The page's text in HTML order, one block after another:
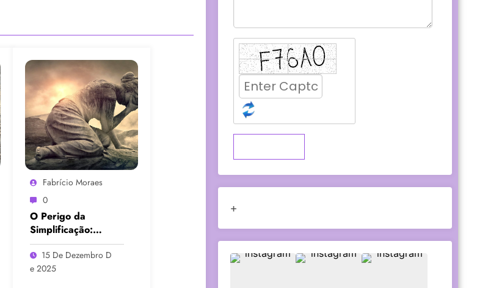
Fabrício Moraes
0
O Perigo da
Simplificação:
Trauma, Criança
Ferida e o
Movimento de Cura
15 De Dezembro D
E 2025
+